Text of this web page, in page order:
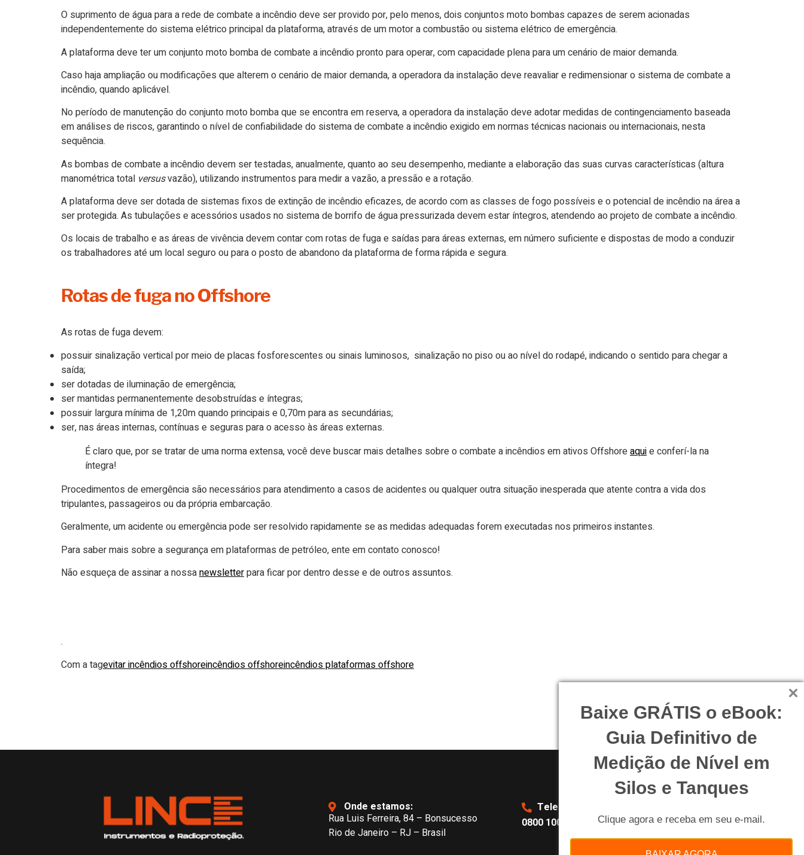
Baixe GRÁTIS o eBook:
Guia Definitivo de
Medição de Nível em
Silos e Tanques
Clique agora e receba em seu e-mail.
O suprimento de água para a rede de combate a incêndio deve ser provido por, pelo menos, dois conjuntos moto bombas capazes de serem acionadas
independentemente do sistema elétrico principal da plataforma, através de um motor a combustão ou sistema elétrico de emergência.
A plataforma deve ter um conjunto moto bomba de combate a incêndio pronto para operar, com capacidade plena para um cenário de maior demanda.
Caso haja ampliação ou modificações que alterem o cenário de maior demanda, a operadora da instalação deve reavaliar e redimensionar o sistema de combate a
incêndio, quando aplicável.
No período de manutenção do conjunto moto bomba que se encontra em reserva, a operadora da instalação deve adotar medidas de contingenciamento baseada
em análises de riscos, garantindo o nível de confiabilidade do sistema de combate a incêndio exigido em normas técnicas nacionais ou internacionais, nesta
sequência.
As bombas de combate a incêndio devem ser testadas, anualmente, quanto ao seu desempenho, mediante a elaboração das suas curvas características (altura
manométrica total versusvazão), utilizando instrumentos para medir a vazão, a pressão e a rotação.
A plataforma deve ser dotada de sistemas fixos de extinção de incêndio eficazes, de acordo com as classes de fogo possíveis e o potencial de incêndio na área a
ser protegida. As tubulações e acessórios usados no sistema de borrifo de água pressurizada devem estar íntegros, atendendo ao projeto de combate a incêndio.
Os locais de trabalho e as áreas de vivência devem contar com rotas de fuga e saídas para áreas externas, em número suficiente e dispostas de modo a conduzir
os trabalhadores até um local seguro ou para o posto de abandono da plataforma de forma rápida e segura.
Rotas de fuga no Offshore
As rotas de fuga devem:
possuir sinalização vertical por meio de placas fosforescentes ou sinais luminosos, sinalização no piso ou ao nível do rodapé, indicando o sentido para chegar a
saída;
ser dotadas de iluminação de emergência;
ser mantidas permanentemente desobstruídas e íntegras;
possuir largura mínima de 1,20m quando principais e 0,70m para as secundárias;
ser, nas áreas internas, contínuas e seguras para o acesso às áreas externas.
É claro que, por se tratar de uma norma extensa, você deve buscar mais detalhes sobre o combate a incêndios em ativos Offshoreaquie conferí-la na
íntegra!
Procedimentos de emergência são necessários para atendimento a casos de acidentes ou qualquer outra situação inesperada que atente contra a vida dos
tripulantes, passageiros ou da própria embarcação.
Geralmente, um acidente ou emergência pode ser resolvido rapidamente se as medidas adequadas forem executadas nos primeiros instantes.
Para saber mais sobre a segurança em plataformas de petróleo, ente em contato conosco!
Não esqueça de assinar a nossanewsletterpara ficar por dentro desse e de outros assuntos.
.
Com a tagevitar incêndios offshoreincêndios offshoreincêndios plataformas offshore
Onde estamos:
Rua Luis Ferreira, 84 – Bonsucesso
Rio de Janeiro – RJ – Brasil
Telefone:
0800 100 84 84